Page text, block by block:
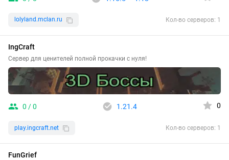
lolyland.mclan.ru Кол-во серверов: 1
IngCraft
Сервер для ценителей полной прокачки с нуля!
0 / 0 1.21.4 0
play.ingcraft.net Кол-во серверов: 1
FunGrief